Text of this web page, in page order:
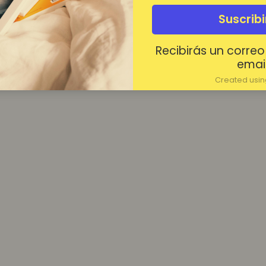
Recibirás un
Created
Mantenerme conectado ¿Contraseña olvidada?
Acceder